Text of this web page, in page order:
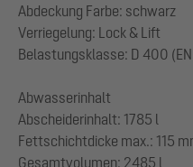
Abdeckung Farbe: schwarz
Verriegelung: Lock & Lift
Belastungsklasse: D 400
Abwasserinhalt
Abscheiderinhalt: 1785 l
Fettschichtdicke max.: 115
Gesamtvolumen: 2485 l